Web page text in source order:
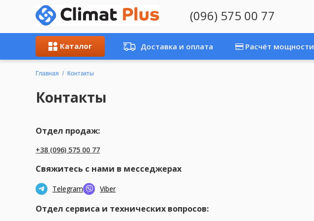
(096) 575 00 77
Каталог Доставка и оплата Расчёт мощности
Главная Контакты
Контакты
Отдел продаж:
+38 (096) 575 00 77
Свяжитесь с нами в месседжерах
Telegram Viber
Отдел сервиса и технических вопросов: